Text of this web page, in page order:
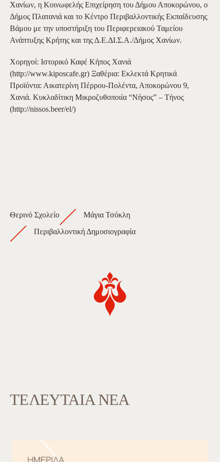
Χανίων, η Κοινωφελής Επιχείρηση του Δήμου Αποκορώνου, ο
Δήμος Πλατανιά και το Κέντρο Περιβαλλοντικής Εκπαίδευσης
Βάμου με την υποστήριξη του Περιφερειακού Ταμείου
Ανάπτυξης Κρήτης και της Δ.Ε.ΔΙ.Σ.Α./Δήμος Χανίων.
Χορηγοί: Ιστορικό Καφέ Κήπος Χανιά
(http://www.kiposcafe.gr) Ξαθέρια: Εκλεκτά Κρητικά
Προϊόντα: Αικατερίνη Πέρρου-Πολέντα, Αποκορώνου 9,
Χανιά. Κυκλαδίτικη Μικροζυθοποιία “Νήσος” – Τήνος
(http://nissos.beer/el/)
Θερινό Σχολείο
Μάγια Τσόκλη
Περιβαλλοντική Δημοσιογραφία
ΤΕΛΕΥΤΑΙΑ ΝΕΑ